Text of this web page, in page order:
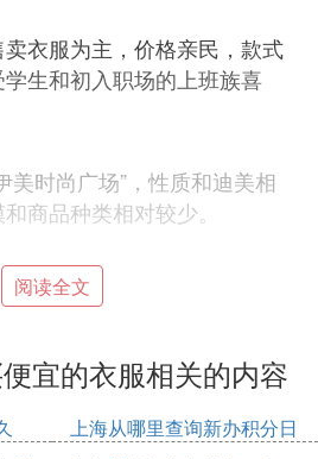
卖衣服为主，价格亲民，款式
生和初入职场的上班族喜
美时尚广场”，性质和迪美相
商品种类相对较少。
性商业区域，商品档次多样
世界名品到年轻人喜爱的流行
。
逛街买衣服的好去处，可根据
择。
阅读全文
宜的衣服相关的内容
上海从哪里查询新办积分日